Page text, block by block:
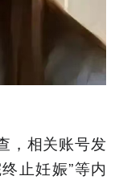
，相关账号发
止妊娠”等内